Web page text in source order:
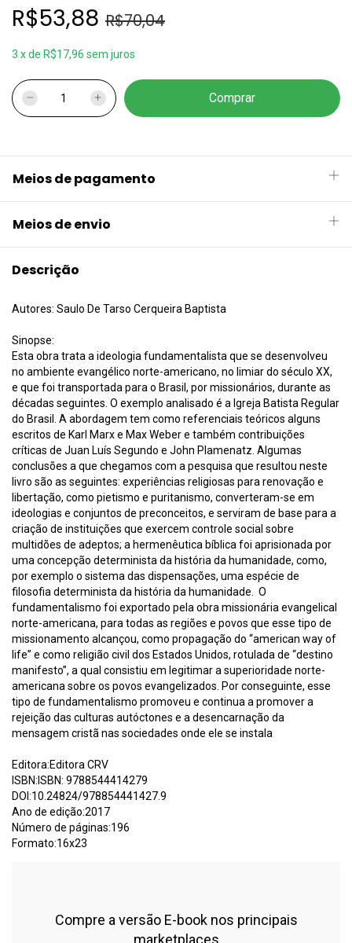
R$53,88 R$70,04
3 xde R$17,96 sem juros
Meios de pagamento
Meios de envio
Descrição
Autores: Saulo De Tarso Cerqueira Baptista
Sinopse:
Esta obra trata a ideologia fundamentalista que se desenvolveu
no ambiente evangélico norte-americano, no limiar do século XX,
e que foi transportada para o Brasil, por missionários, durante as
décadas seguintes. O exemplo analisado é a Igreja Batista Regular
do Brasil. A abordagem tem como referenciais teóricos alguns
escritos de Karl Marx e Max Weber e também contribuições
críticas de Juan Luís Segundo e John Plamenatz. Algumas
conclusões a que chegamos com a pesquisa que resultou neste
livro são as seguintes: experiências religiosas para renovação e
libertação, como pietismo e puritanismo, converteram-se em
ideologias e conjuntos de preconceitos, e serviram de base para a
criação de instituições que exercem controle social sobre
multidões de adeptos; a hermenêutica bíblica foi aprisionada por
uma concepção determinista da história da humanidade, como,
por exemplo o sistema das dispensações, uma espécie de
filosofia determinista da história da humanidade. O
fundamentalismo foi exportado pela obra missionária evangelical
norte-americana, para todas as regiões e povos que esse tipo de
missionamento alcançou, como propagação do “american way of
life” e como religião civil dos Estados Unidos, rotulada de “destino
manifesto”, a qual consistiu em legitimar a superioridade norte-
americana sobre os povos evangelizados. Por conseguinte, esse
tipo de fundamentalismo promoveu e continua a promover a
rejeição das culturas autóctones e a desencarnação da
mensagem cristã nas sociedades onde ele se instala
Editora:Editora CRV
ISBN:ISBN: 9788544414279
DOI:10.24824/978854441427.9
Ano de edição:2017
Número de páginas:196
Formato:16x23
Compre a versão E-book nos principais
marketplaces